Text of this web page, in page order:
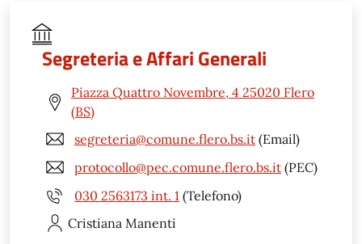
Segreteria e Affari Generali
Piazza Quattro Novembre, 4 25020 Flero
(BS)
segreteria@comune.flero.bs.it (Email)
protocollo@pec.comune.flero.bs.it (PEC)
030 2563173 int. 1 (Telefono)
Cristiana Manenti